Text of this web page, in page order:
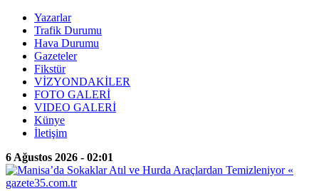
Yazarlar
Trafik Durumu
Hava Durumu
Gazeteler
Fikstür
VİZYONDAKİLER
FOTO GALERİ
VIDEO GALERİ
Künye
İletişim
6 Ağustos 2026 - 02:01